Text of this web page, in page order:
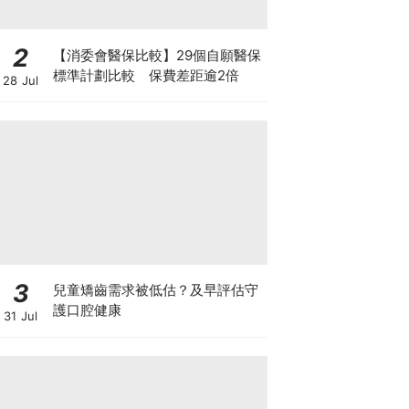
2
28 Jul
【消委會醫保比較】29個自願醫保
標準計劃比較 保費差距逾2倍
3
31 Jul
兒童矯齒需求被低估？及早評估守
護口腔健康